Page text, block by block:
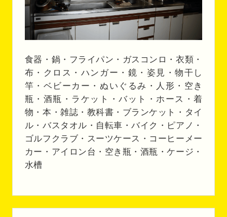
食器・鍋・フライパン・ガスコンロ・衣類・
布・クロス・ハンガー・鏡・姿見・物干し
竿・ベビーカー・ぬいぐるみ・人形・空き
瓶・酒瓶・ラケット・バット・ホース・着
物・本・雑誌・教科書・ブランケット・タイ
ル・バスタオル・自転車・バイク・ピアノ・
ゴルフクラブ・スーツケース・コーヒーメー
カー・アイロン台・空き瓶・酒瓶・ケージ・
水槽